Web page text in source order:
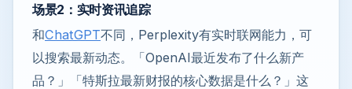
场景2：实时资讯追踪
和ChatGPT不同，Perplexity有实时联网能力，可
以搜索最新动态。「OpenAI最近发布了什么新产
品？」「特斯拉最新财报的核心数据是什么？」这